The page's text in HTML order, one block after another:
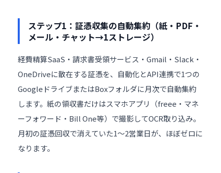
ステップ1：証憑収集の自動集約（紙・PDF・
メール・チャット→1ストレージ）
経費精算SaaS・請求書受領サービス・Gmail・Slack・
OneDriveに散在する証憑を、自動化とAPI連携で1つの
GoogleドライブまたはBoxフォルダに月次で自動集約
します。紙の領収書だけはスマホアプリ（freee・マネ
ーフォワード・Bill One等）で撮影してOCR取り込み。
月初の証憑回収で消えていた1〜2営業日が、ほぼゼロに
なります。